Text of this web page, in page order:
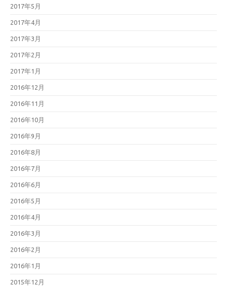
2017年5月
2017年4月
2017年3月
2017年2月
2017年1月
2016年12月
2016年11月
2016年10月
2016年9月
2016年8月
2016年7月
2016年6月
2016年5月
2016年4月
2016年3月
2016年2月
2016年1月
2015年12月